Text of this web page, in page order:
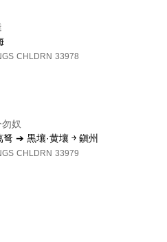
CHLDRN 33978
奴
弩 ➔ 黒壤·黄壤 ￫ 鎭州
CHLDRN 33979